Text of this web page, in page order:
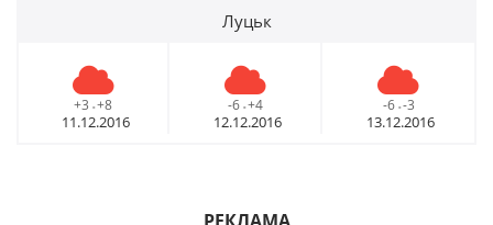
Луцьк
+3 - +8
11.12.2016
-6 - +4
12.12.2016
-6 - -3
13.12.2016